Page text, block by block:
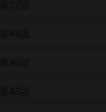
第52話
第49話
第46話
第43話